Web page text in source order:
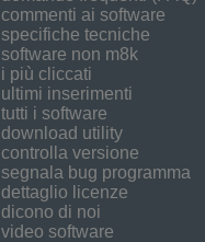
commenti ai software
specifiche tecniche
software non m8k
i più cliccati
ultimi inserimenti
tutti i software
download utility
controlla versione
segnala bug programma
dettaglio licenze
dicono di noi
video software